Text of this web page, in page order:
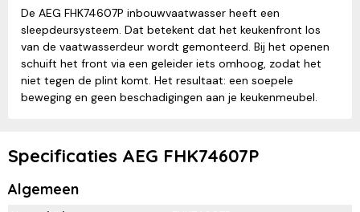
De AEG FHK74607P inbouwvaatwasser heeft een
sleepdeursysteem. Dat betekent dat het keukenfront los
van de vaatwasserdeur wordt gemonteerd. Bij het openen
schuift het front via een geleider iets omhoog, zodat het
niet tegen de plint komt. Het resultaat: een soepele
beweging en geen beschadigingen aan je keukenmeubel.
Specificaties AEG FHK74607P
Algemeen